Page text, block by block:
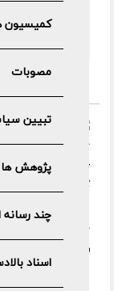
کمیسیون
مصوبات
تبیین
پژوهش ها
چند رسانه
اسناد
تشخیص مصلحت
و آقای علی
درششمین روز از
حماسه باشکوه
گذشت سال‌ها از زمان
محل دفتر رئیس
درویش، کارگردان و
رفسنجانی به نمایش
قبل از نمایش